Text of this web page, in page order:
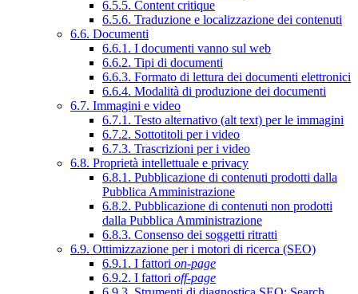
6.5.5. Content critique
6.5.6. Traduzione e localizzazione dei contenuti
6.6. Documenti
6.6.1. I documenti vanno sul web
6.6.2. Tipi di documenti
6.6.3. Formato di lettura dei documenti elettronici
6.6.4. Modalità di produzione dei documenti
6.7. Immagini e video
6.7.1. Testo alternativo (alt text) per le immagini
6.7.2. Sottotitoli per i video
6.7.3. Trascrizioni per i video
6.8. Proprietà intellettuale e privacy
6.8.1. Pubblicazione di contenuti prodotti dalla
Pubblica Amministrazione
6.8.2. Pubblicazione di contenuti non prodotti
dalla Pubblica Amministrazione
6.8.3. Consenso dei soggetti ritratti
6.9. Ottimizzazione per i motori di ricerca (SEO)
6.9.1. I fattori on-page
6.9.2. I fattori off-page